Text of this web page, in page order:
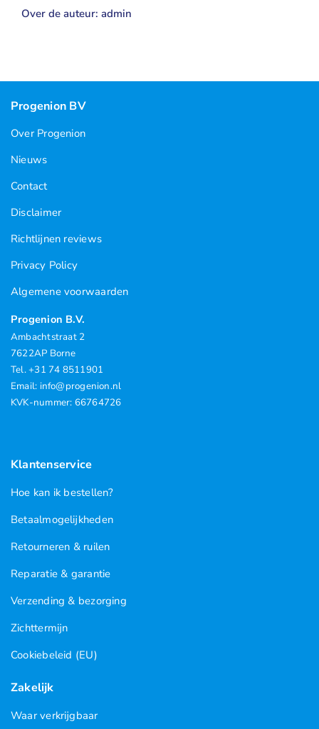
Over de auteur: admin
Progenion BV
Over Progenion
Nieuws
Contact
Disclaimer
Richtlijnen reviews
Privacy Policy
Algemene voorwaarden
Progenion B.V.
Ambachtstraat 2
7622AP Borne
Tel. +31 74 8511901
Email: info@progenion.nl
KVK-nummer: 66764726
Klantenservice
Hoe kan ik bestellen?
Betaalmogelijkheden
Retourneren & ruilen
Reparatie & garantie
Verzending & bezorging
Zichttermijn
Cookiebeleid (EU)
Zakelijk
Waar verkrijgbaar